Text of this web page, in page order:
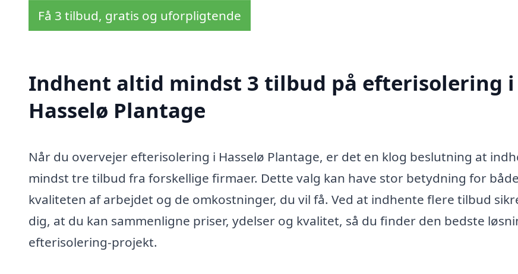
Få 3 tilbud, gratis og uforpligtende
Indhent altid mindst 3 tilbud på efterisolering i
Hasselø Plantage
Når du overvejer efterisolering i Hasselø Plantage, er det en klog beslutning at
mindst tre tilbud fra forskellige firmaer. Dette valg kan have stor betydning for både
kvaliteten af arbejdet og de omkostninger, du vil få. Ved at indhente flere tilbud
dig, at du kan sammenligne priser, ydelser og kvalitet, så du finder den bedste
efterisolering-projekt.